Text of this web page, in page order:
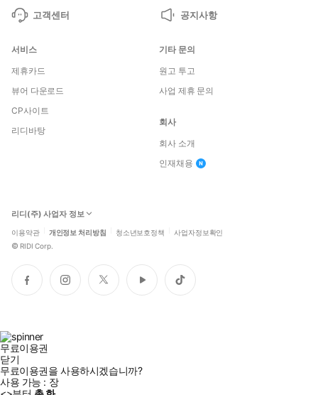
고객센터 공지사항
서비스
제휴카드
뷰어 다운로드
CP사이트
리디바탕
기타 문의
원고 투고
사업 제휴 문의
회사
회사 소개
인재채용
리디(주) 사업자 정보
이용약관 개인정보 처리방침 청소년보호정책 사업자정보확인
© RIDI Corp.
페
이
인
스
트
위
유
튜
틱
톡
무료이용권
닫기
무료이용권을 사용하시겠습니까?
사용 가능 : 장